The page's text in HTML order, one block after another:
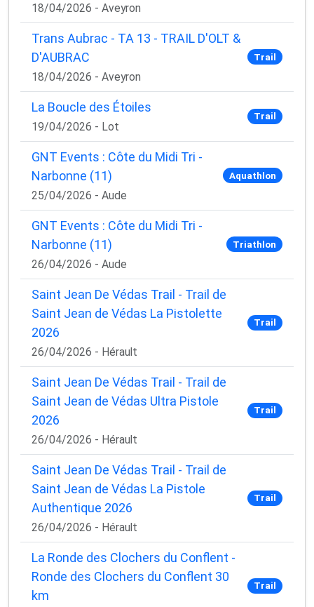
18/04/2026 - Aveyron
Trans Aubrac - TA 13 - TRAIL D'OLT &
D'AUBRAC
18/04/2026 - Aveyron
Trail
La Boucle des Étoiles
19/04/2026 - Lot
Trail
GNT Events : Côte du Midi Tri -
Narbonne (11)
25/04/2026 - Aude
Aquathlon
GNT Events : Côte du Midi Tri -
Narbonne (11)
26/04/2026 - Aude
Triathlon
Saint Jean De Védas Trail - Trail de
Saint Jean de Védas La Pistolette
2026
26/04/2026 - Hérault
Trail
Saint Jean De Védas Trail - Trail de
Saint Jean de Védas Ultra Pistole
2026
26/04/2026 - Hérault
Trail
Saint Jean De Védas Trail - Trail de
Saint Jean de Védas La Pistole
Authentique 2026
26/04/2026 - Hérault
Trail
La Ronde des Clochers du Conflent -
Ronde des Clochers du Conflent 30
km
Trail